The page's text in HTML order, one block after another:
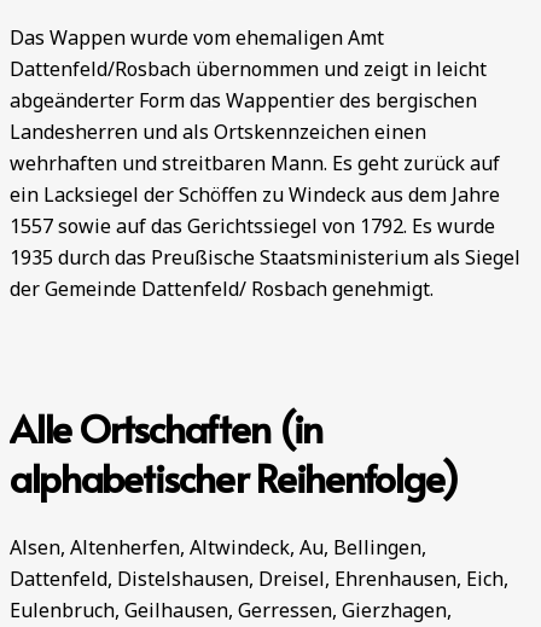
Das Wappen wurde vom ehemaligen Amt
Dattenfeld/Rosbach übernommen und zeigt in leicht
abgeänderter Form das Wappentier des bergischen
Landesherren und als Ortskennzeichen einen
wehrhaften und streitbaren Mann. Es geht zurück auf
ein Lacksiegel der Schöffen zu Windeck aus dem Jahre
1557 sowie auf das Gerichtssiegel von 1792. Es wurde
1935 durch das Preußische Staatsministerium als Siegel
der Gemeinde Dattenfeld/ Rosbach genehmigt.
Alle Ortschaften (in
alphabetischer Reihenfolge)
Alsen, Altenherfen, Altwindeck, Au, Bellingen,
Dattenfeld, Distelshausen, Dreisel, Ehrenhausen, Eich,
Eulenbruch, Geilhausen, Gerressen, Gierzhagen,